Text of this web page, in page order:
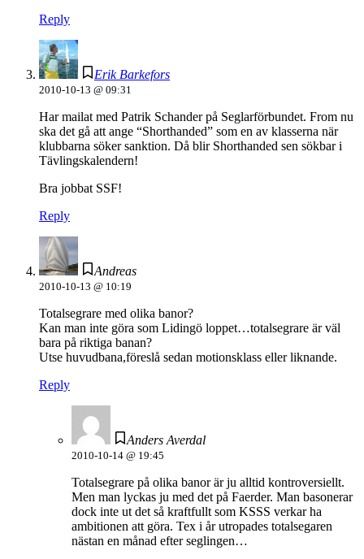
Reply
Erik Barkefors
2010-10-13 @ 09:31
Har mailat med Patrik Schander på Seglarförbundet. From nu
ska det gå att ange “Shorthanded” som en av klasserna när
klubbarna söker sanktion. Då blir Shorthanded sen sökbar i
Tävlingskalendern!
Bra jobbat SSF!
Reply
Andreas
2010-10-13 @ 10:19
Totalsegrare med olika banor?
Kan man inte göra som Lidingö loppet…totalsegrare är väl
bara på riktiga banan?
Utse huvudbana,föreslå sedan motionsklass eller liknande.
Reply
Anders Averdal
2010-10-14 @ 19:45
Totalsegrare på olika banor är ju alltid kontroversiellt.
Men man lyckas ju med det på Faerder. Man basonerar
dock inte ut det så kraftfullt som KSSS verkar ha
ambitionen att göra. Tex i år utropades totalsegaren
nästan en månad efter seglingen…